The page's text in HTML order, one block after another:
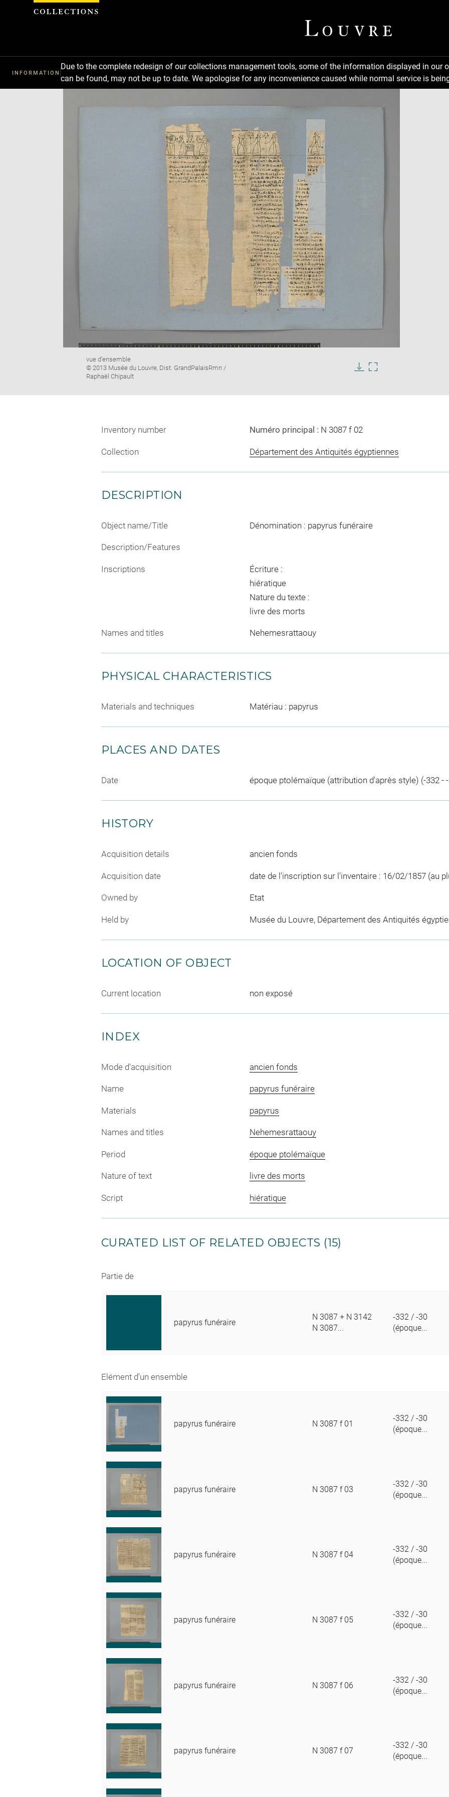
INFORMATION
Due to the complete redesign of our collections management tools, some of the information displayed in
can be found, may not be up to date. We apologise for any inconvenience caused while normal service is
Image
caption:
vue d'ensemble
© 2013 Musée du Louvre, Dist. GrandPalaisRmn /
Raphaël Chipault
in
Inventory number Numéro principal : N 3087 f 02
Collection Département des Antiquités égyptiennes
DESCRIPTION
Object name/Title Dénomination : papyrus funéraire
Description/Features
Inscriptions
Écriture :
hiératique
Nature du texte :
livre des morts
Names and titles Nehemesrattaouy
PHYSICAL CHARACTERISTICS
Materials and techniques Matériau : papyrus
PLACES AND DATES
Date époque ptolémaïque (attribution d'après style) (-332 -
HISTORY
Acquisition details ancien fonds
Acquisition date date de l'inscription sur l'inventaire : 16/02/1857 (au
Owned by Etat
Held by Musée du Louvre, Département des Antiquités
LOCATION OF OBJECT
Current location non exposé
INDEX
Mode d'acquisition ancien fonds
Name papyrus funéraire
Materials papyrus
Names and titles Nehemesrattaouy
Period époque ptolémaïque
Nature of text livre des morts
Script hiératique
CURATED LIST OF RELATED OBJECTS (15)
Partie de
papyrus funéraire
N 3087 + N 3142
N 3087...
-332 / -30
(époque...
Elément d'un ensemble
papyrus funéraire N 3087 f 01
-332 / -30
(époque...
papyrus funéraire N 3087 f 03
-332 / -30
(époque...
papyrus funéraire N 3087 f 04
-332 / -30
(époque...
papyrus funéraire N 3087 f 05
-332 / -30
(époque...
papyrus funéraire N 3087 f 06
-332 / -30
(époque...
papyrus funéraire N 3087 f 07
-332 / -30
(époque...
Cookies management panel